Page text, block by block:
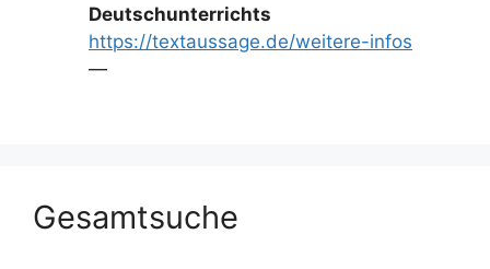
Deutschunterrichts
https://textaussage.de/weitere-infos
—
Gesamtsuche